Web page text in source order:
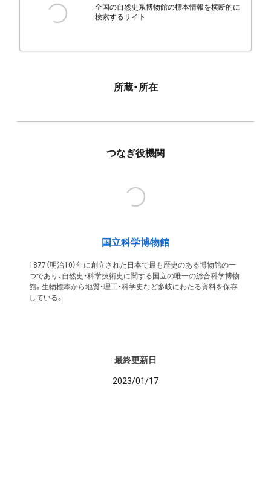
全国の自然史系博物館の標本情報を横断的に
検索するサイト
所蔵・所在
つなぎ役機関
国立科学博物館
1877（明治10）年に創立された日本で最も歴史のある博物館の一
つであり、自然史・科学技術史に関する国立の唯一の総合科学博物
館。生物標本から地質・理工・科学史など多岐にわたる資料を保存
している。
最終更新日
2023/01/17